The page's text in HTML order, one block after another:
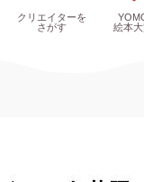
クリエイターを
さがす
絵本